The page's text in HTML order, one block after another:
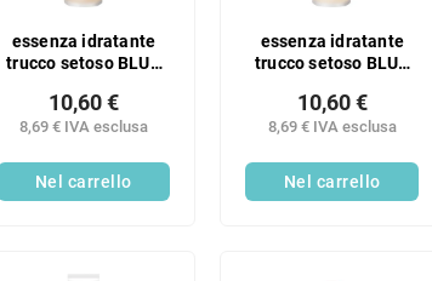
essenza idratante
trucco setoso BLUR
8,69 € IVA esclusa
10,60 €
Nel carrello
essenza idratante
trucco setoso BLUR
8,69 € IVA esclusa
10,60 €
Nel carrello